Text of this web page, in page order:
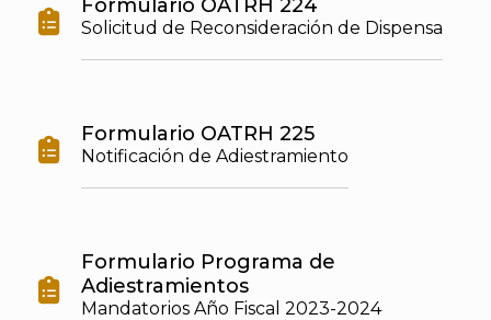

Formulario OATRH 224
Solicitud de Reconsideración de Dispensa

Formulario OATRH 225
Notificación de Adiestramiento

Formulario Programa de
Adiestramientos
Mandatorios Año Fiscal 2023-2024